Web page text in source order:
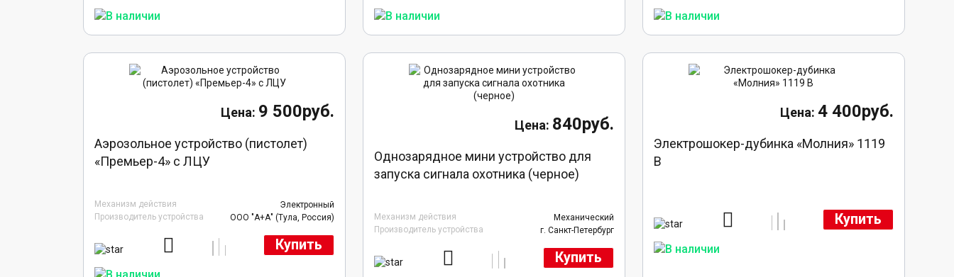
9 500руб.
Аэрозольное устройство (пистолет)
«Премьер-4» с ЛЦУ
Механизм действия
Электронный
Производитель устройства
ООО "А+А" (Тула, Россия)
Купить
840руб.
Однозарядное мини устройство для
запуска сигнала охотника (черное)
Механизм действия
Механический
Производитель устройства
г. Санкт-Петербург
Купить
4 400руб.
Электрошокер-дубинка «Молния» 1119
В
Купить